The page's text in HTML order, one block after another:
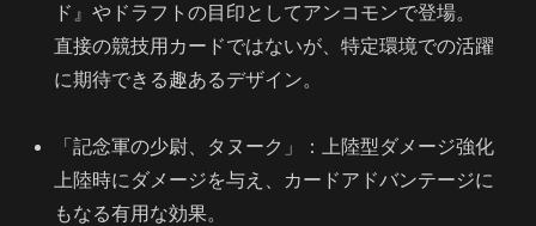
ド』やドラフトの目印としてアンコモンで登場。
直接の競技用カードではないが、特定環境での活躍
に期待できる趣あるデザイン。
「記念軍の少尉、タヌーク」：上陸型ダメージ強化
上陸時にダメージを与え、カードアドバンテージに
もなる有用な効果。